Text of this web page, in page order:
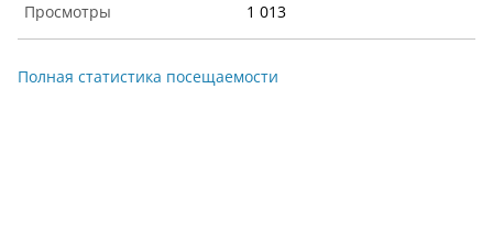
1 013
Полная статистика посещаемости